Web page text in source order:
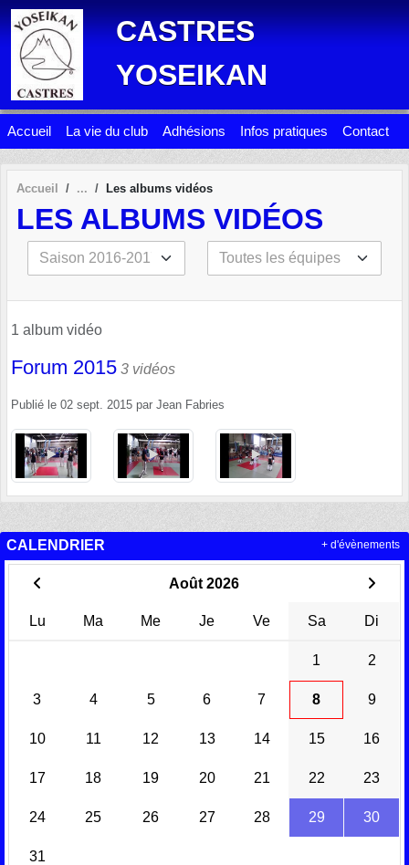
CASTRES
YOSEIKAN
Accueil La vie du club Adhésions Infos pratiques Contact
Accueil Les albums vidéos
LES ALBUMS VIDÉOS
1 album vidéo
Forum 2015 3 vidéos
Publié le 02 sept. 2015 par Jean Fabries
CALENDRIER
Août 2026
Lu Ma Me Je Ve Sa Di
1 2
3 4 5 6 7 8 9
10 11 12 13 14 15 16
17 18 19 20 21 22 23
24 25 26 27 28 29 30
31
+ d'évènements
Panneau de gestion des cookies